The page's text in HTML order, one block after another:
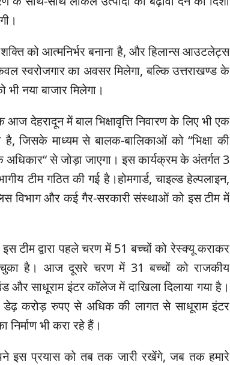
शक्ति को आत्मनिर्भर बनाना है, और हिलान्स आउटलेट्स
स्वरोजगार का अवसर मिलेगा, बल्कि उत्तराखण्ड के
भी नया बाजार मिलेगा।
आज देहरादून में बाल भिक्षावृत्ति निवारण के लिए भी एक
है, जिसके माध्यम से बालक-बालिकाओं को “भिक्षा की
अधिकार“ से जोड़ा जाएगा। इस कार्यक्रम के अंतर्गत 3
टीम गठित की गई है।होमगार्ड, चाइल्ड हेल्पलाइन,
विभाग और कई गैर-सरकारी संस्थाओं को इस टीम में
टीम द्वारा पहले चरण में 51 बच्चों को रेस्क्यू कराकर
चुका है। आज दूसरे चरण में 31 बच्चों को राजकीय
और साधूराम इंटर कॉलेज में दाखिला दिलाया गया है।
डेढ़ करोड़ रुपए से अधिक की लागत से साधूराम इंटर
भी करा रहे हैं।
इस प्रयास को तब तक जारी रखेंगे, जब तक हमारे